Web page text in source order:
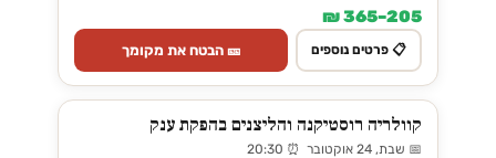
205–365 ₪
📋 פרטים נוספים 🎫 הבטח את מקומך
קוולריה רוסטיקנה והליצנים בהפקת ענק
📅 שבת, 24 אוקטובר ⏰ 20:30